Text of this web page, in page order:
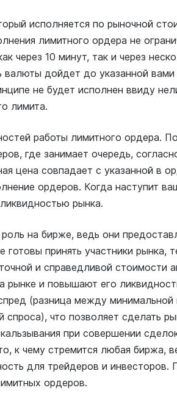
исполняется по рыночной
лимитного ордера не
через 10 минут, так и через
валюты дойдет до указанной
не будет исполнен ввиду
лимита.
работы лимитного ордера.
где занимает очередь,
цена совпадает с указанной в
ордеров. Когда наступит
рынка.
на бирже, ведь они
принять участники рынка,
и справедливой стоимости
и повышают его
(разница между минимальной
что позволяет сделать
при совершении
к чему стремится любая биржа,
для трейдеров и инвесторов.
ордеров.